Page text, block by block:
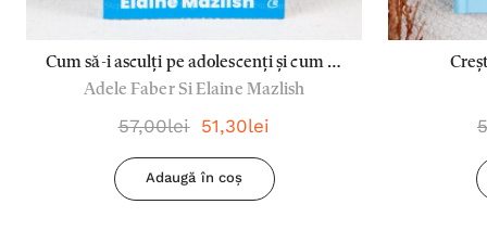
Cum să-i asculți pe adolescenți și cum să
te faci ascultat - Adele Faber si Elaine
Mazlish
Adele Faber Si Elaine Mazlish
57,00lei 51,30lei
Adaugă în coș